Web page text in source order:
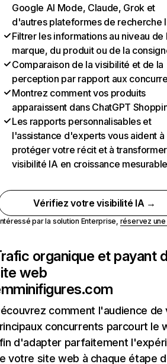
Google AI Mode, Claude, Grok et
d'autres plateformes de recherche
Filtrer les informations au niveau de
marque, du produit ou de la
Comparaison de la visibilité et de la
perception par rapport aux
Montrez comment vos produits
apparaissent dans ChatGPT
Les rapports personnalisables et
l'assistance d'experts vous aident à
protéger votre récit et à
visibilité IA en croissance
Vérifiez votre visibilité IA →
par la solution Enterprise, réservez
organique et payant
web
comment l'audience de
concurrents parcourt le
d'adapter parfaitement
votre site web à chaque étape